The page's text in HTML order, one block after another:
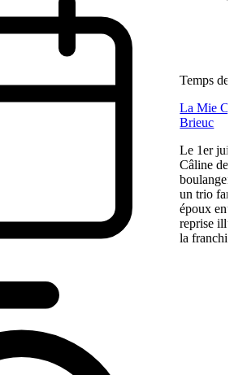
Temps de
La Mie
Brieuc
Le 1er
Câline de
un trio
époux
reprise
la